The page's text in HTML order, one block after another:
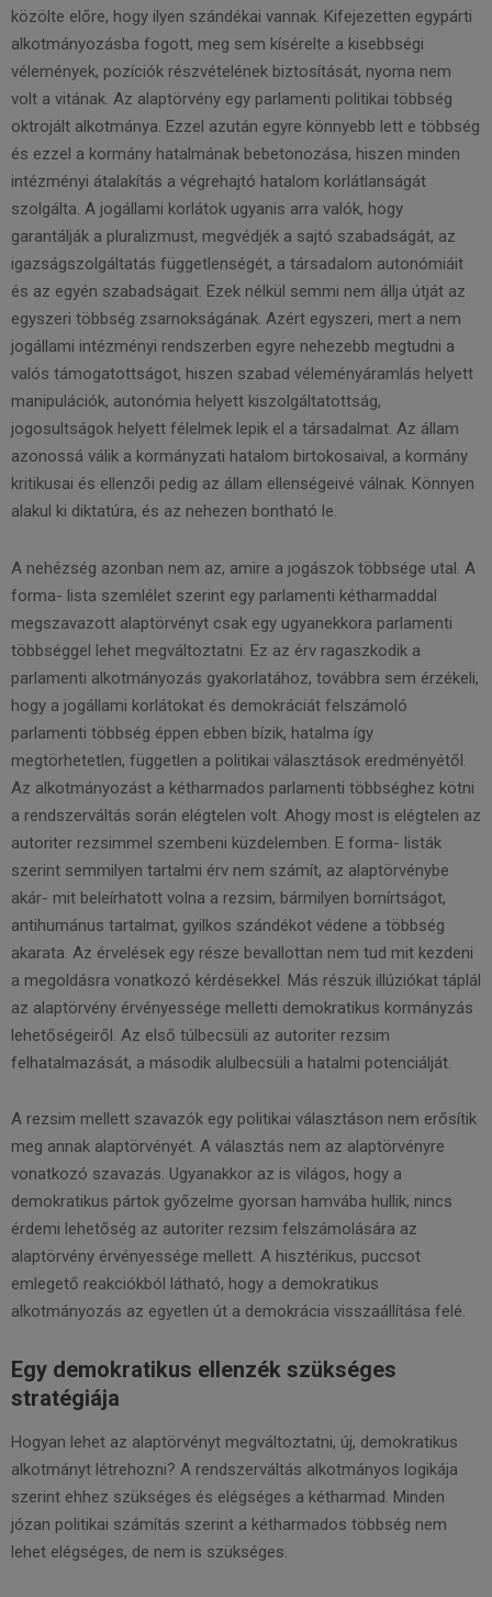
közölte előre, hogy ilyen szándékai vannak. Kifejezetten egypárti
alkotmányozásba fogott, meg sem kísérelte a kisebbségi
vélemények, pozíciók részvételének biztosítását, nyoma nem
volt a vitának. Az alaptörvény egy parlamenti politikai többség
oktrojált alkotmánya. Ezzel azután egyre könnyebb lett e többség
és ezzel a kormány hatalmának bebetonozása, hiszen minden
intézményi átalakítás a végrehajtó hatalom korlátlanságát
szolgálta. A jogállami korlátok ugyanis arra valók, hogy
garantálják a pluralizmust, megvédjék a sajtó szabadságát, az
igazságszolgáltatás függetlenségét, a társadalom autonómiáit
és az egyén szabadságait. Ezek nélkül semmi nem állja útját az
egyszeri többség zsarnokságának. Azért egyszeri, mert a nem
jogállami intézményi rendszerben egyre nehezebb megtudni a
valós támogatottságot, hiszen szabad véleményáramlás helyett
manipulációk, autonómia helyett kiszolgáltatottság,
jogosultságok helyett félelmek lepik el a társadalmat. Az állam
azonossá válik a kormányzati hatalom birtokosaival, a kormány
kritikusai és ellenzői pedig az állam ellenségeivé válnak. Könnyen
alakul ki diktatúra, és az nehezen bontható le.
A nehézség azonban nem az, amire a jogászok többsége utal. A
forma- lista szemlélet szerint egy parlamenti kétharmaddal
megszavazott alaptörvényt csak egy ugyanekkora parlamenti
többséggel lehet megváltoztatni. Ez az érv ragaszkodik a
parlamenti alkotmányozás gyakorlatához, továbbra sem érzékeli,
hogy a jogállami korlátokat és demokráciát felszámoló
parlamenti többség éppen ebben bízik, hatalma így
megtörhetetlen, független a politikai választások eredményétől.
Az alkotmányozást a kétharmados parlamenti többséghez kötni
a rendszerváltás során elégtelen volt. Ahogy most is elégtelen az
autoriter rezsimmel szembeni küzdelemben. E forma- listák
szerint semmilyen tartalmi érv nem számít, az alaptörvénybe
akár- mit beleírhatott volna a rezsim, bármilyen bornírtságot,
antihumánus tartalmat, gyilkos szándékot védene a többség
akarata. Az érvelések egy része bevallottan nem tud mit kezdeni
a megoldásra vonatkozó kérdésekkel. Más részük illúziókat táplál
az alaptörvény érvényessége melletti demokratikus kormányzás
lehetőségeiről. Az első túlbecsüli az autoriter rezsim
felhatalmazását, a második alulbecsüli a hatalmi potenciálját.
A rezsim mellett szavazók egy politikai választáson nem erősítik
meg annak alaptörvényét. A választás nem az alaptörvényre
vonatkozó szavazás. Ugyanakkor az is világos, hogy a
demokratikus pártok győzelme gyorsan hamvába hullik, nincs
érdemi lehetőség az autoriter rezsim felszámolására az
alaptörvény érvényessége mellett. A hisztérikus, puccsot
emlegető reakciókból látható, hogy a demokratikus
alkotmányozás az egyetlen út a demokrácia visszaállítása felé.
Egy demokratikus ellenzék szükséges
stratégiája
Hogyan lehet az alaptörvényt megváltoztatni, új, demokratikus
alkotmányt létrehozni? A rendszerváltás alkotmányos logikája
szerint ehhez szükséges és elégséges a kétharmad. Minden
józan politikai számítás szerint a kétharmados többség nem
lehet elégséges, de nem is szükséges.